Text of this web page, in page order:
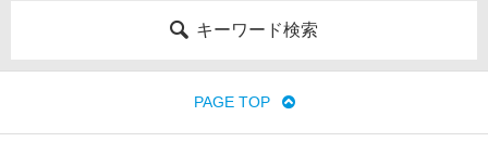
キーワード検索
PAGE TOP